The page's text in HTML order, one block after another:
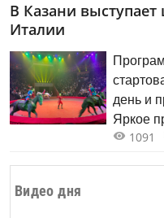
Видео дня
В Казани
Италии
день и
Яркое
1091